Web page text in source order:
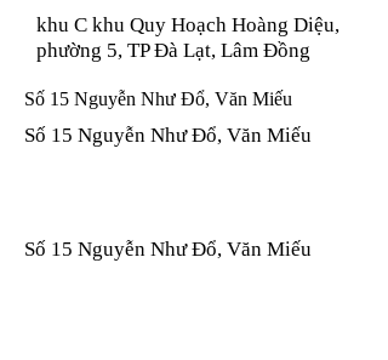
khu C khu Quy Hoạch Hoàng Diệu,
phường 5, TP Đà Lạt, Lâm Đồng
Số 15 Nguyễn Như Đổ, Văn Miếu
Số 15 Nguyễn Như Đổ, Văn Miếu
Số 15 Nguyễn Như Đổ, Văn Miếu